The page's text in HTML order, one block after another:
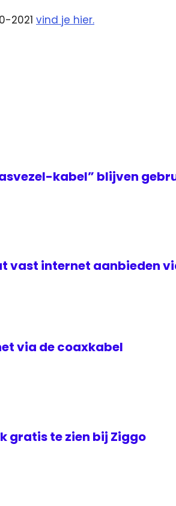
2021 vind je hier.
kabel” blijven
vast internet aanbieden
via de coaxkabel
gratis te zien bij Ziggo